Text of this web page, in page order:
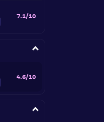
7.1/10
4.6/10